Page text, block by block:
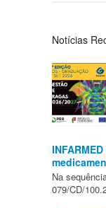
Notícias
Na
079/CD/